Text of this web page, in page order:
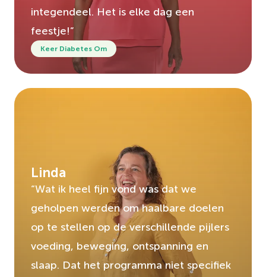
integendeel. Het is elke dag een
feestje!”
Keer Diabetes Om
Linda
“Wat ik heel fijn vond was dat we
geholpen werden om haalbare doelen
op te stellen op de verschillende pijlers
voeding, beweging, ontspanning en
slaap. Dat het programma niet specifiek